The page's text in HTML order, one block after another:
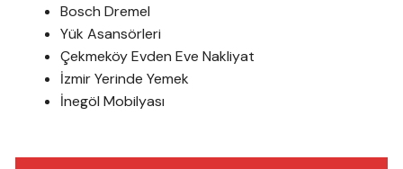
Bosch Dremel
Yük Asansörleri
Çekmeköy Evden Eve Nakliyat
İzmir Yerinde Yemek
İnegöl Mobilyası